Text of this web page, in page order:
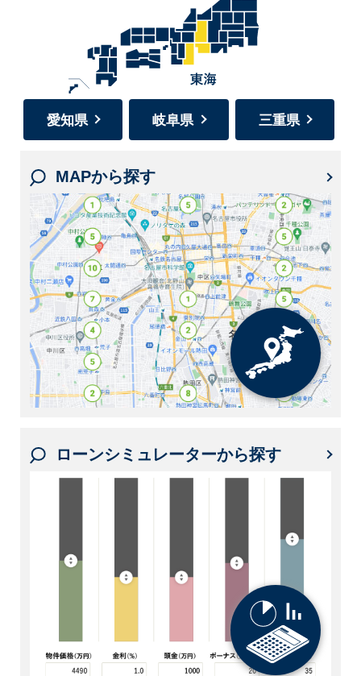
愛知県 岐阜県 三重県
MAPから探す
ローンシミュレーターから探す